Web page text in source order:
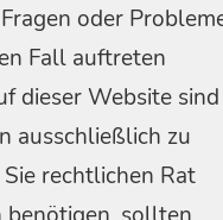
oder
Fall auftreten
dieser Website sind
ausschließlich zu
rechtlichen Rat